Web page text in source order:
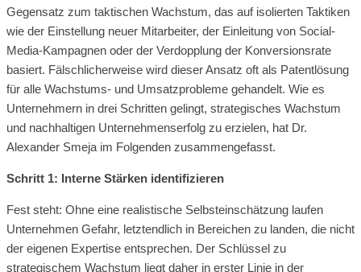
Gegensatz zum taktischen Wachstum, das auf isolierten Taktiken
wie der Einstellung neuer Mitarbeiter, der Einleitung von Social-
Media-Kampagnen oder der Verdopplung der Konversionsrate
basiert. Fälschlicherweise wird dieser Ansatz oft als Patentlösung
für alle Wachstums- und Umsatzprobleme gehandelt. Wie es
Unternehmern in drei Schritten gelingt, strategisches Wachstum
und nachhaltigen Unternehmenserfolg zu erzielen, hat Dr.
Alexander Smeja im Folgenden zusammengefasst.
Schritt 1: Interne Stärken identifizieren
Fest steht: Ohne eine realistische Selbsteinschätzung laufen
Unternehmen Gefahr, letztendlich in Bereichen zu landen, die nicht
der eigenen Expertise entsprechen. Der Schlüssel zu
strategischem Wachstum liegt daher in erster Linie in der